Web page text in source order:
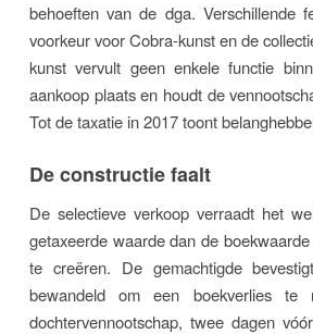
behoeften van de dga. Verschillende
voorkeur voor Cobra-kunst en de
kunst vervult geen enkele functie
aankoop plaats en houdt de
Tot de taxatie in 2017 toont
De constructie faalt
De selectieve verkoop verraadt het
getaxeerde waarde dan de
te creëren. De gemachtigde
bewandeld om een boekverlies
dochtervennootschap, twee dagen